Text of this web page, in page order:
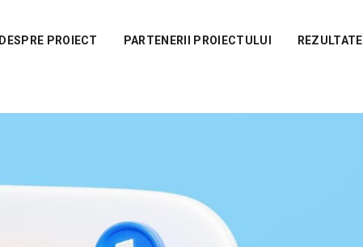
DESPRE PROIECT PARTENERII PROIECTULUI REZULTATE